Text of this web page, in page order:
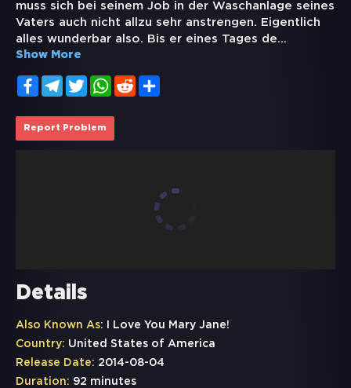
muss sich bei seinem Job in der Waschanlage seines
Vaters auch nicht allzu sehr anstrengen. Eigentlich
alles wunderbar also. Bis er eines Tages de...
Show More
FacebookTelegramTwitterWhatsApp
Reddit
Report Problem
Details
Also Known As: I Love You Mary Jane!
Country: United States of America
Release Date: 2014-08-04
Duration: 92 minutes